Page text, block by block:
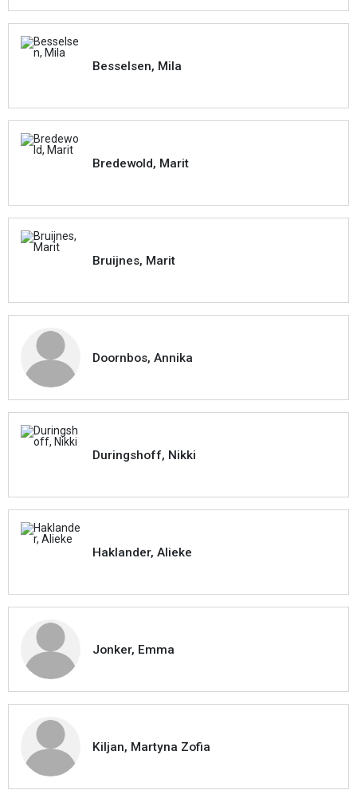
Besselsen, Mila
Bredewold, Marit
Bruijnes, Marit
Doornbos, Annika
Duringshoff, Nikki
Haklander, Alieke
Jonker, Emma
Kiljan, Martyna Zofia